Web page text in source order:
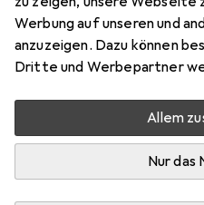
Werbung auf unseren und
anzuzeigen. Dazu können
Dritte und Werbepartner
Allem
Nur das
121
Mehr als 10 Stück an
Lieferort angeben für